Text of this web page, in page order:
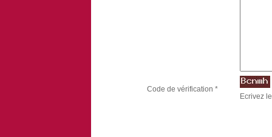
Code de vérification *
Ecrivez